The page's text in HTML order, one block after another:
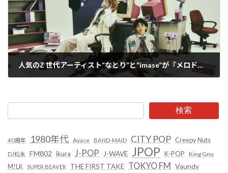
人気のZ 世代アーティスト“なとり”と“imase”が『メロドラマ』をコラボ作成！＆日産90周年記念ムービー『NISSAN LOVE STORY』主題歌に決定！
検索
40周年 1980年代 Ayase BAND-MAID CITY POP Creepy Nuts
DJ松永 FM802 ikura J-POP J-WAVE JPOP K-POP
King Gnu
M!LK
SUPER BEAVER THE FIRST TAKE TOKYO FM Vaundy